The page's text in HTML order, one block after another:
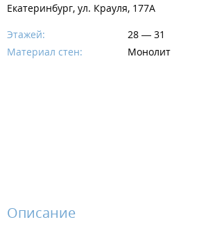
Екатеринбург, ул. Крауля, 177А
Этажей:
28 — 31
Материал стен:
Монолит
Описание